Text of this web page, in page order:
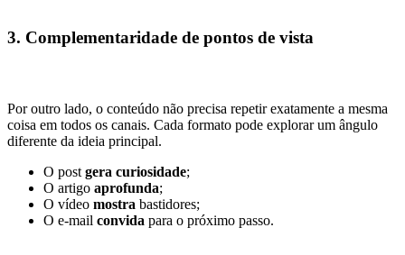
3. Complementaridade de pontos de vista
Por outro lado, o conteúdo não precisa repetir exatamente a mesma
coisa em todos os canais. Cada formato pode explorar um ângulo
diferente da ideia principal.
O post gera curiosidade;
O artigo aprofunda;
O vídeo mostra bastidores;
O e-mail convida para o próximo passo.